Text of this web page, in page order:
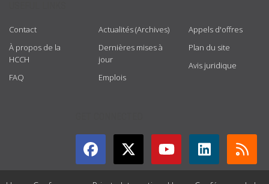
Contact
À propos de la
HCCH
FAQ
Actualités (Archives)
Dernières mises à
jour
Emplois
Appels d'offres
Plan du site
Avis juridique